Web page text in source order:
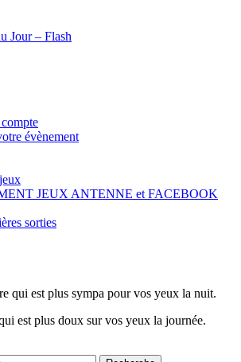
Jour – Flash
évènement
JEUX ANTENNE et FACEBOOK
sorties
qui est plus sympa pour vos yeux la nuit.
est plus doux sur vos yeux la journée.